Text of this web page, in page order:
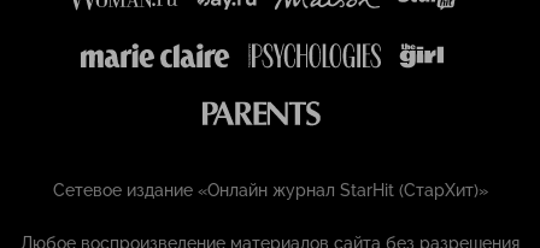
Сетевое издание «Онлайн журнал StarHit (СтарХит)»
Любое воспроизведение материалов сайта без разрешения